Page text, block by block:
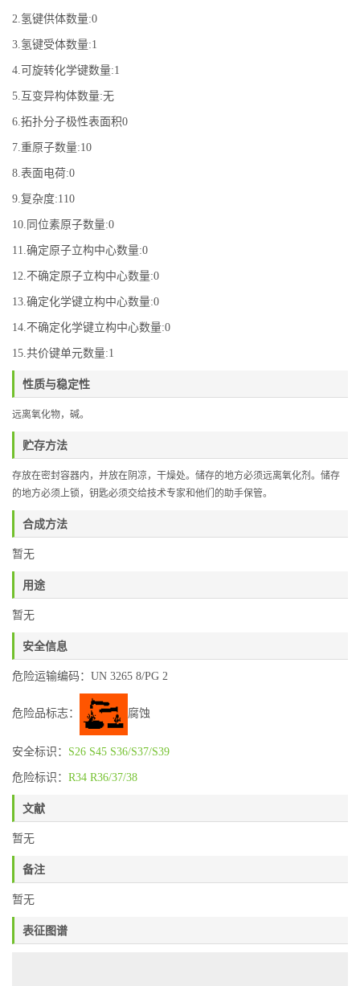
2.氢键供体数量:0
3.氢键受体数量:1
4.可旋转化学键数量:1
5.互变异构体数量:无
6.拓扑分子极性表面积0
7.重原子数量:10
8.表面电荷:0
9.复杂度:110
10.同位素原子数量:0
11.确定原子立构中心数量:0
12.不确定原子立构中心数量:0
13.确定化学键立构中心数量:0
14.不确定化学键立构中心数量:0
15.共价键单元数量:1
性质与稳定性
远离氧化物，碱。
贮存方法
存放在密封容器内，并放在阴凉，干燥处。储存的地方必须远离氧化剂。 储存
的地方必须上锁，钥匙必须交给技术专家和他们的助手保管。
合成方法
暂无
用途
暂无
安全信息
危险运输编码：UN 3265 8/PG 2
危险品标志： 腐蚀
安全标识： S26 S45 S36/S37/S39
危险标识： R34 R36/37/38
文献
暂无
备注
暂无
表征图谱